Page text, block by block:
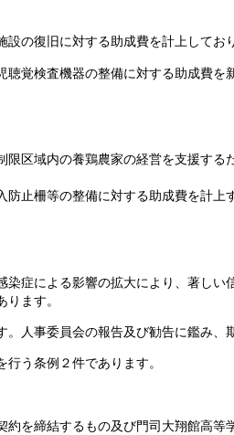
の復旧に対する助成費を計上してお
覚検査機器の整備に対する助成費を
区域内の養鶏農家の経営を支援する
止柵等の整備に対する助成費を計
症による影響の拡大により、著しい
ます。
人事委員会の報告及び勧告に鑑み、
う条例２件であります。
を締結するもの及び門司大翔館高